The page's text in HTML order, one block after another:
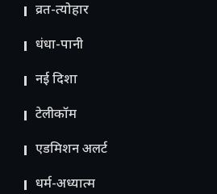
व्रत-त्योहार
धंधा-पानी
नई दिशा
टेलीकॉम
ए​डमिशन अलर्ट
धर्म-अध्यात्म